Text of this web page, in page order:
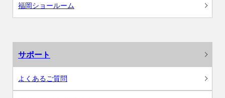
福岡ショールーム
サポート
よくあるご質問